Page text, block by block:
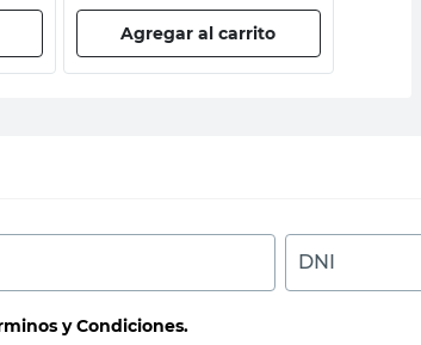
Agregar al carrito
DNI
y Condiciones.